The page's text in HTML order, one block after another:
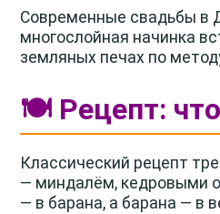
Современные свадьбы в
многослойная начинка
земляных печах по
🍽️ Рецепт:
Классический рецепт
— миндалём, кедровыми
— в барана, а барана — в